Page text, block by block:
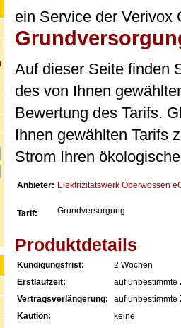
ein Service der Verivox
Auf dieser Seite finden
des von Ihnen
Bewertung des Tarifs.
Ihnen gewählten Tarifs
Strom Ihren
Anbieter: Elektrizitätswerk Oberwössen
Tarif: Grundversorgung
Produktdetails
Kündigungsfrist:
2 Wochen
Erstlaufzeit:
auf unbestimmte
Vertragsverlängerung:
auf unbestimmte
Kaution:
keine